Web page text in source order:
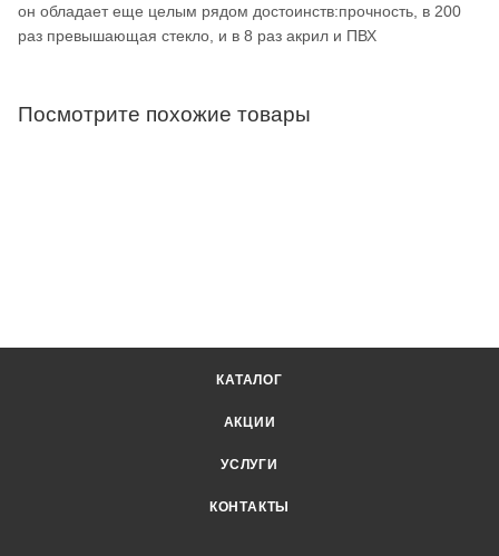
он обладает еще целым рядом достоинств:прочность, в 200
раз превышающая стекло, и в 8 раз акрил и ПВХ
Посмотрите похожие товары
КАТАЛОГ
АКЦИИ
УСЛУГИ
КОНТАКТЫ